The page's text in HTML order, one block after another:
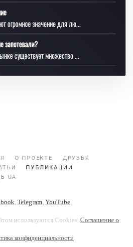
огромное значение для лю...
запотевали?
существует множество ...
О ПРОЕКТЕ
ДРУЗЬЯ
ПУБЛИКАЦИИ
UA
, Telegram, YouTube.
используются Cookies. Соглашение о
конфиденциальности.